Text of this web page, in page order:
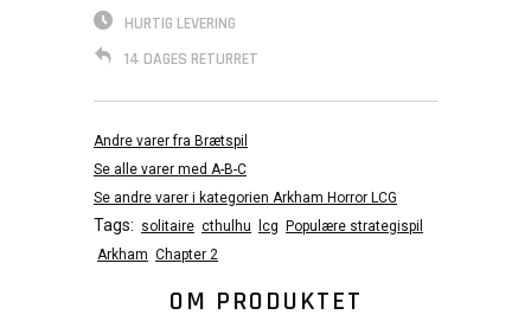
HURTIG LEVERING
14 DAGES RETURRET
Andre varer fra Brætspil
Se alle varer med A-B-C
Se andre varer i kategorien Arkham Horror LCG
Tags: solitaire cthulhu lcg
Populære strategispil
Arkham Chapter 2
OM PRODUKTET